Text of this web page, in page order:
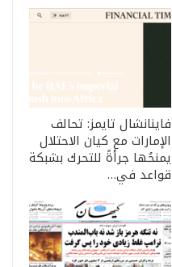
فاينانشال تايمز: تحالف
الإمارات مع كيان الاحتلال
يمنحُها جرأةً للتحرك بشبكة
قواعد في…